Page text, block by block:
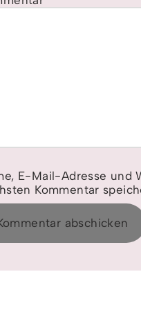
E-Mail-Adresse und
Kommentar